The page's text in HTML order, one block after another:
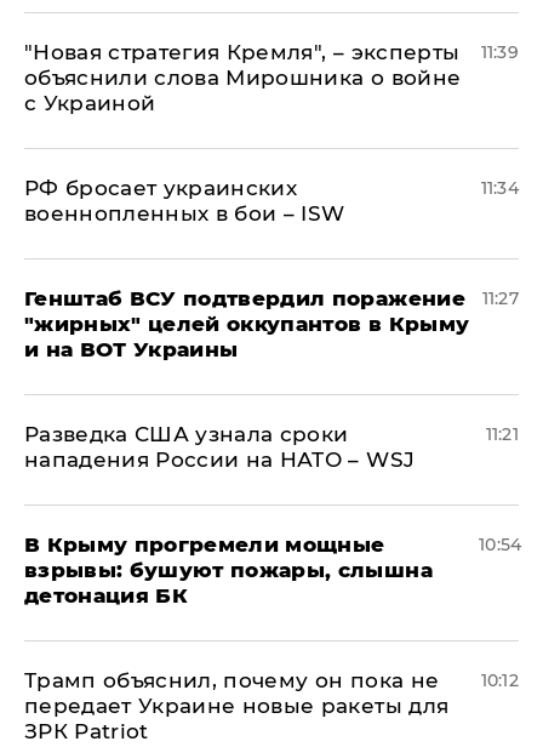
"Новая стратегия Кремля", – эксперты
объяснили слова Мирошника о войне
с Украиной
11:39
РФ бросает украинских
военнопленных в бои – ISW
11:34
Генштаб ВСУ подтвердил поражение
"жирных" целей оккупантов в Крыму
и на ВОТ Украины
11:27
Разведка США узнала сроки
нападения России на НАТО – WSJ
11:21
В Крыму прогремели мощные
взрывы: бушуют пожары, слышна
детонация БК
10:54
Трамп объяснил, почему он пока не
передает Украине новые ракеты для
ЗРК Patriot
10:12